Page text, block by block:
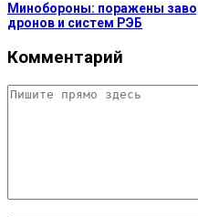
Минобороны: поражены
дронов и систем РЭБ
Комментарий